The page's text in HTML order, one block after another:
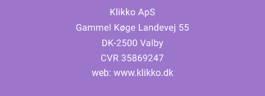
web: www.klikko.dk